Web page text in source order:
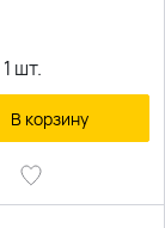
1 шт.
В корзину